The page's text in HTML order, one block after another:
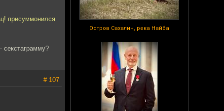
Остров Сахалин, река Найба
присуммонился
секстаграмму?
# 107